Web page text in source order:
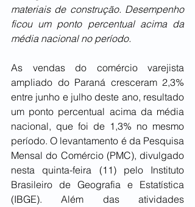
materiais de construção. Desempenho
ficou um ponto percentual acima da
média nacional no período.
As vendas do comércio varejista
ampliado do Paraná cresceram 2,3%
entre junho e julho deste ano, resultado
um ponto percentual acima da média
nacional, que foi de 1,3% no mesmo
período. O levantamento é da Pesquisa
Mensal do Comércio (PMC), divulgado
nesta quinta-feira (11) pelo Instituto
Brasileiro de Geografia e Estatística
(IBGE). Além das atividades